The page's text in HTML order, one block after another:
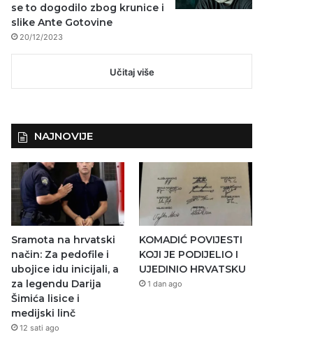
se to dogodilo zbog krunice i
slike Ante Gotovine
20/12/2023
Učitaj više
NAJNOVIJE
Sramota na hrvatski
način: Za pedofile i
ubojice idu inicijali, a
za legendu Darija
Šimića lisice i
medijski linč
12 sati ago
KOMADIĆ POVIJESTI
KOJI JE PODIJELIO I
UJEDINIO HRVATSKU
1 dan ago